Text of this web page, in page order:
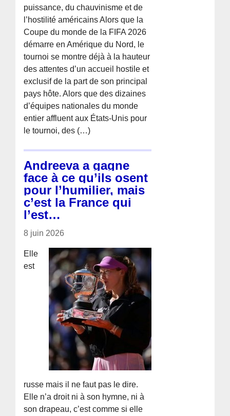
puissance, du chauvinisme et de
l’hostilité américains Alors que la
Coupe du monde de la FIFA 2026
démarre en Amérique du Nord, le
tournoi se montre déjà à la hauteur
des attentes d’un accueil hostile et
exclusif de la part de son principal
pays hôte. Alors que des dizaines
d’équipes nationales du monde
entier affluent aux États-Unis pour
le tournoi, des (…)
Andreeva a gagne
face à ce qu’ils osent
pour l’humilier, mais
c’est la France qui
l’est…
8 juin 2026
Elle
est
russe mais il ne faut pas le dire.
Elle n’a droit ni à son hymne, ni à
son drapeau, c’est comme si elle